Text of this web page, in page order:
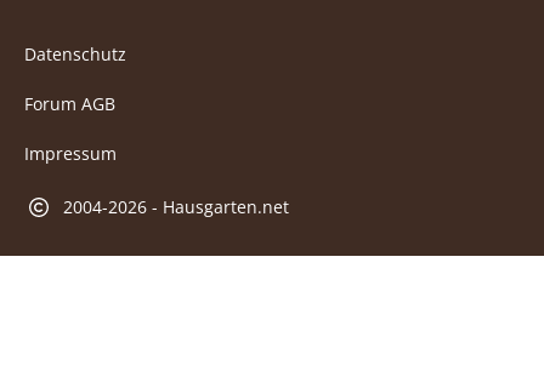
Datenschutz
Forum AGB
Impressum
2004-2026 - Hausgarten.net